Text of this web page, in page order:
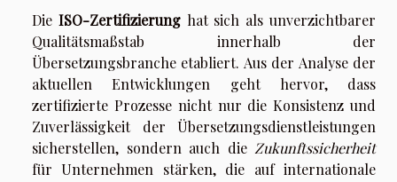
Die ISO-Zertifizierunghat sich als unverzichtbarer
Qualitätsmaßstab innerhalb der
Übersetzungsbranche etabliert. Aus der Analyse der
aktuellen Entwicklungen geht hervor, dass
zertifizierte Prozesse nicht nur die Konsistenz und
Zuverlässigkeit der Übersetzungsdienstleistungen
sicherstellen, sondern auch die Zukunftssicherheit
für Unternehmen stärken, die auf internationale